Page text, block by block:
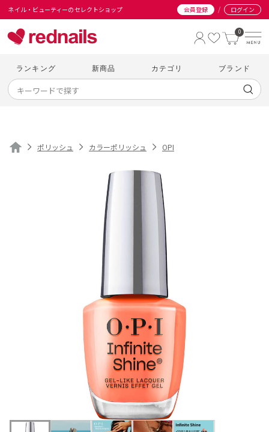
ネイル・ビューティーのセレクトショップ 会員登録 / ログイン
0
ランキング 新商品 カテゴリ ブランド
ポリッシュ カラーポリッシュ OPI